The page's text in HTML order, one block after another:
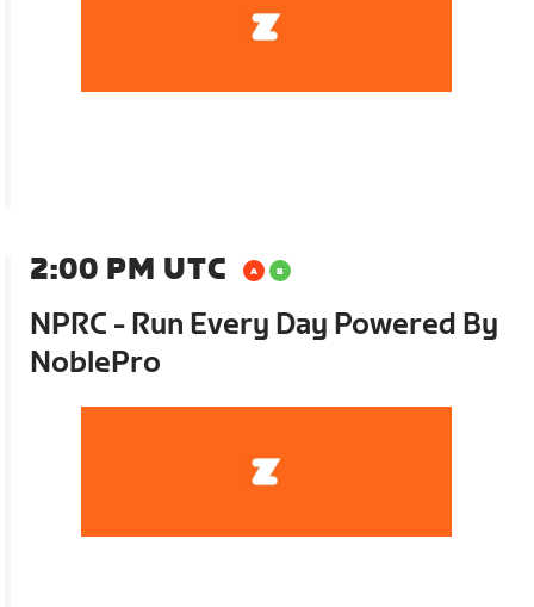
2:00 PM UTC
NPRC - Run Every Day Powered By
NoblePro